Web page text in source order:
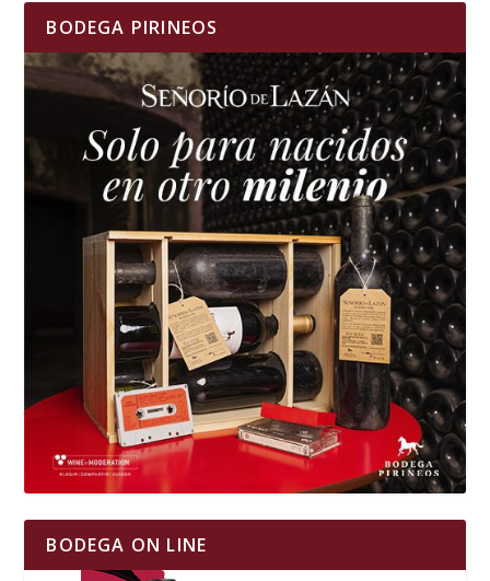
BODEGA PIRINEOS
BODEGA ON LINE